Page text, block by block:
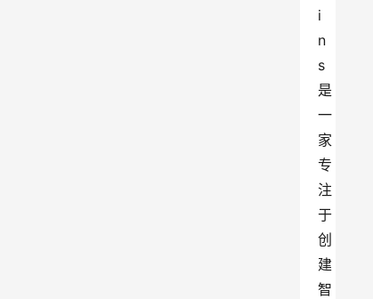
i
n
s
是
一
家
专
注
于
创
建
智